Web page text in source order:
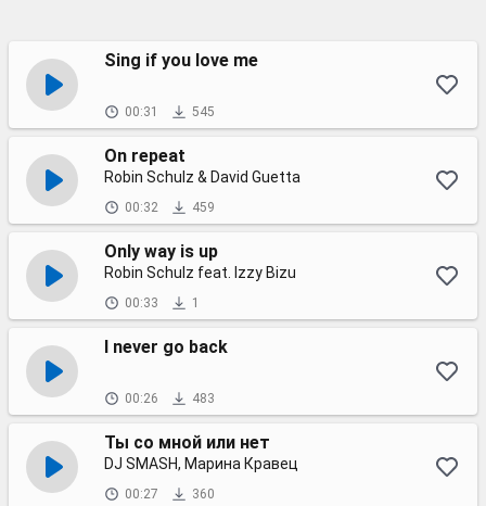
Sing if you love me
00:31 545
On repeat
Robin Schulz & David Guetta
00:32 459
Only way is up
Robin Schulz feat. Izzy Bizu
00:33 1
I never go back
00:26 483
Ты со мной или нет
DJ SMASH, Марина Кравец
00:27 360